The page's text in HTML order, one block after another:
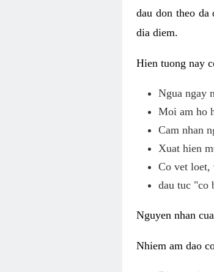
dau don theo
dia diem.
Hien tuong nay
Ngua ngay
Moi am ho
Cam nhan
Xuat hien
Co vet loet,
dau tuc "co
Nguyen nhan
Nhiem am dao